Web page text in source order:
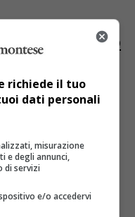
Way Assauto
di Asti
neo sindaco di Asti,
lavoro in crisi che, in
aumenta la
sociali
richiede il tuo
dati personali
misurazione
e degli annunci,
di servizi
e/o accedervi